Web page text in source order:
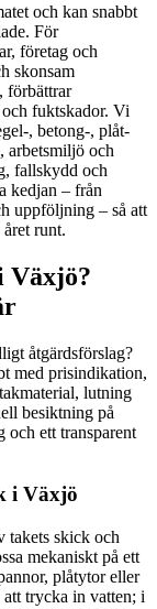
och kan snabbt
För
företag och
skonsam
förbättrar
fuktskador. Vi
, betong-, plåt-
arbetsmiljö och
fallskydd och
kedjan – från
uppföljning – så att
runt.
Växjö?
åtgärdsförslag?
med prisindikation,
lutning
besiktning på
och ett transparent
i Växjö
takets skick och
mekaniskt på ett
plåtytor eller
trycka in vatten; i